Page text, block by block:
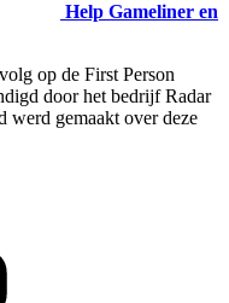
Help Gameliner en
op de First Person
door het bedrijf Radar
werd gemaakt over deze